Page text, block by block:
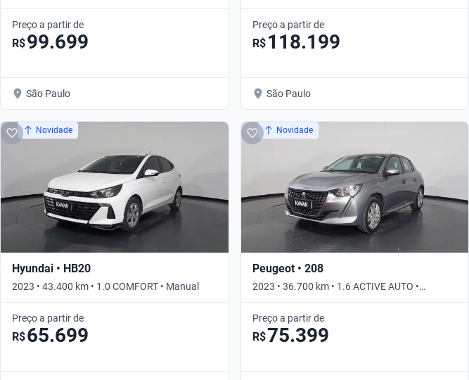
AUTO • Automático
Preço a partir de
R$99.699
São Paulo
AUTO • Automático
Preço a partir de
R$ 118.199
São Paulo
Novidade
Hyundai • HB20
2023 • 43.400 km • 1.0 COMFORT • Manual
Preço a partir de
R$65.699
Novidade
Peugeot • 208
2023 • 36.700 km • 1.6 ACTIVE AUTO •
Automático
Preço a partir de
R$75.399